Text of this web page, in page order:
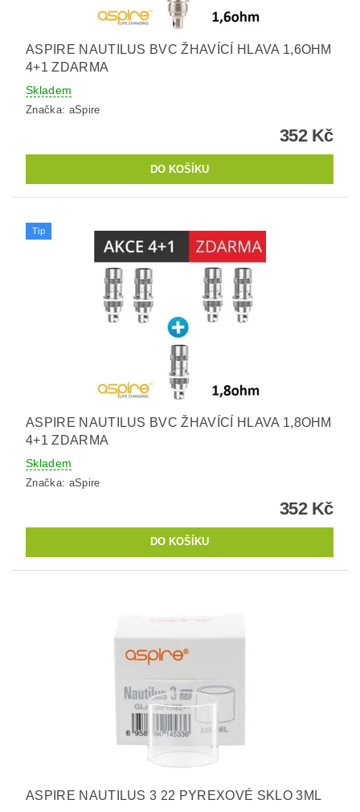
ASPIRE NAUTILUS BVC ŽHAVÍCÍ HLAVA 1,6OHM
4+1 ZDARMA
Skladem
Značka: aSpire
352 Kč
Tip
ASPIRE NAUTILUS BVC ŽHAVÍCÍ HLAVA 1,8OHM
4+1 ZDARMA
Skladem
Značka: aSpire
352 Kč
ASPIRE NAUTILUS 3 22 PYREXOVÉ SKLO 3ML